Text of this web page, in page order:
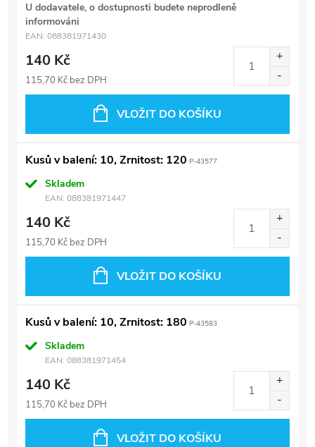
U dodavatele, o dostupnosti budete neprodleně
informováni
EAN: 088381971430
140 Kč
115,70 Kč bez DPH
VLOŽIT DO KOŠÍKU
Kusů v balení: 10, Zrnitost: 120 P-43577
Skladem
EAN: 088381971447
140 Kč
115,70 Kč bez DPH
VLOŽIT DO KOŠÍKU
Kusů v balení: 10, Zrnitost: 180 P-43583
Skladem
EAN: 088381971454
140 Kč
115,70 Kč bez DPH
VLOŽIT DO KOŠÍKU